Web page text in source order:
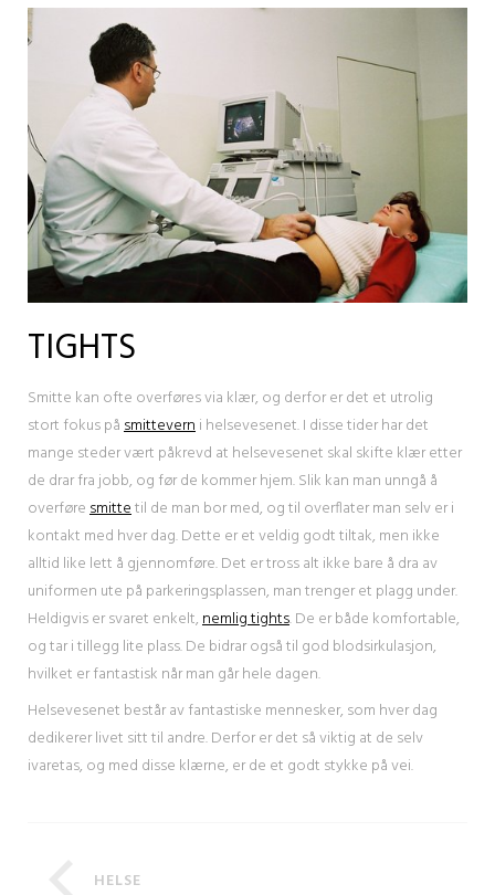
TIGHTS
Smitte kan ofte overføres via klær, og derfor er det et utrolig
stort fokus påsmitteverni helsevesenet. I disse tider har det
mange steder vært påkrevd at helsevesenet skal skifte klær etter
de drar fra jobb, og før de kommer hjem. Slik kan man unngå å
overføresmittetil de man bor med, og til overflater man selv er i
kontakt med hver dag. Dette er et veldig godt tiltak, men ikke
alltid like lett å gjennomføre. Det er tross alt ikke bare å dra av
uniformen ute på parkeringsplassen, man trenger et plagg under.
Heldigvis er svaret enkelt,nemlig tights. De er både komfortable,
og tar i tillegg lite plass. De bidrar også til god blodsirkulasjon,
hvilket er fantastisk når man går hele dagen.
Helsevesenet består av fantastiske mennesker, som hver dag
dedikerer livet sitt til andre. Derfor er det så viktig at de selv
ivaretas, og med disse klærne, er de et godt stykke på vei.
HELSE